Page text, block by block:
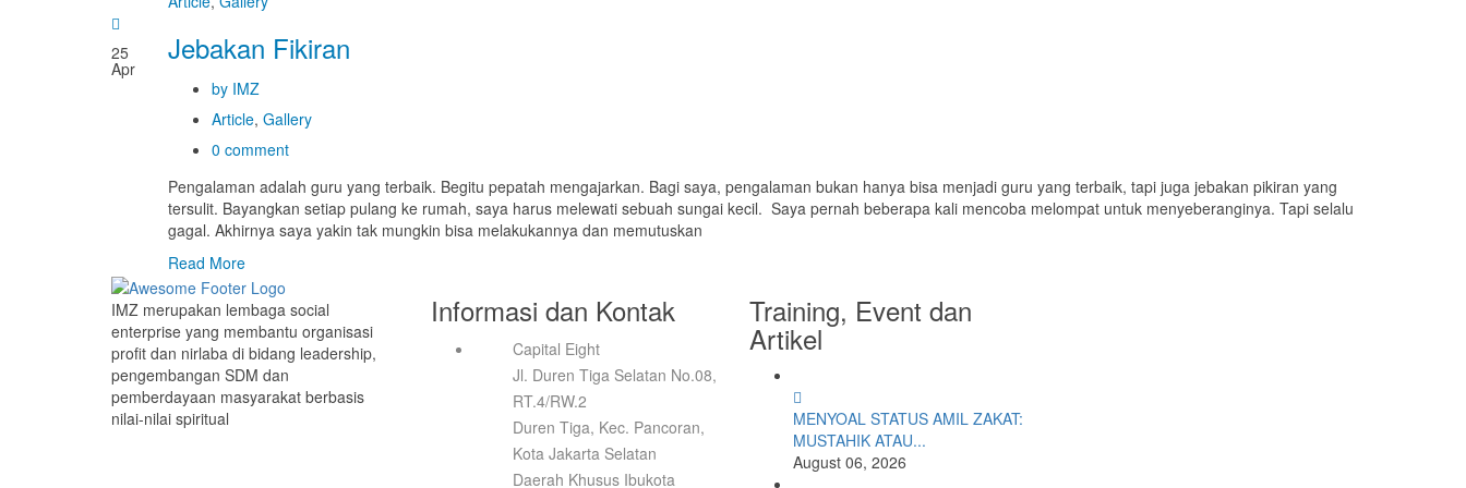
25
Apr
Jebakan Fikiran
by IMZ
Article, Gallery
0 comment
Pengalaman adalah guru yang terbaik. Begitu pepatah mengajarkan. Bagi saya, pengalaman bukan hanya bisa menjadi guru yang terbaik, tapi juga jebakan pikiran yang
tersulit. Bayangkan setiap pulang ke rumah, saya harus melewati sebuah sungai kecil. Saya pernah beberapa kali mencoba melompat untuk menyeberanginya. Tapi selalu
gagal. Akhirnya saya yakin tak mungkin bisa melakukannya dan memutuskan
Read More
IMZ merupakan lembaga social
enterprise yang membantu organisasi
profit dan nirlaba di bidang leadership,
pengembangan SDM dan
pemberdayaan masyarakat berbasis
nilai-nilai spiritual
Informasi dan Kontak
Capital Eight
Jl. Duren Tiga Selatan No.08,
RT.4/RW.2
Duren Tiga, Kec. Pancoran,
Kota Jakarta Selatan
Daerah Khusus Ibukota
Training, Event dan
Artikel
MENYOAL STATUS AMIL ZAKAT:
MUSTAHIK ATAU...
August 06, 2026